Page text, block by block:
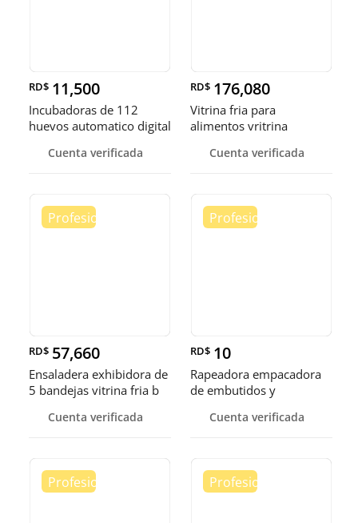
RD$ 11,500
Incubadoras de 112
huevos automatico digital
Cuenta verificada
RD$ 176,080
Vitrina fria para
alimentos vritrina
Cuenta verificada
RD$ 57,660
Ensaladera exhibidora de
5 bandejas vitrina fria b
Cuenta verificada
RD$ 10
Rapeadora empacadora
de embutidos y
Cuenta verificada